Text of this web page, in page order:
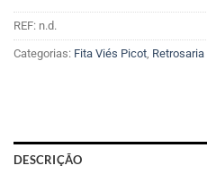
REF: n.d.
Categorias: Fita Viés Picot, Retrosaria
DESCRIÇÃO